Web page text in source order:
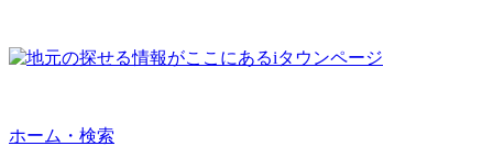
ホーム・検索